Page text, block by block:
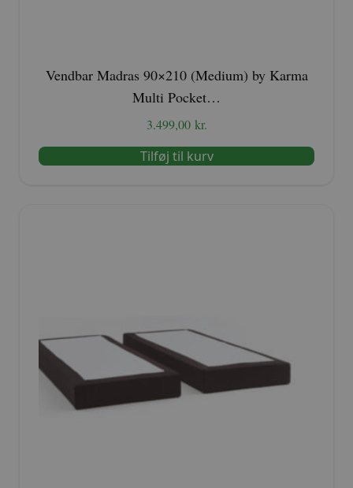
Vendbar Madras 90×210 (Medium) by Karma
Multi Pocket…
3.499,00 kr.
Tilføj til kurv